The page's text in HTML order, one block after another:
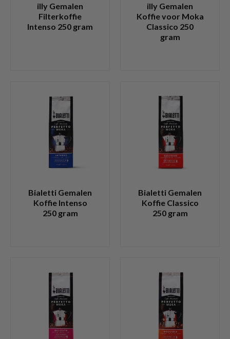
illy Gemalen
Filterkoffie
Intenso 250 gram
illy Gemalen
Koffie voor Moka
Classico 250
gram
Bialetti Gemalen
Koffie Intenso
250 gram
Bialetti Gemalen
Koffie Classico
250 gram